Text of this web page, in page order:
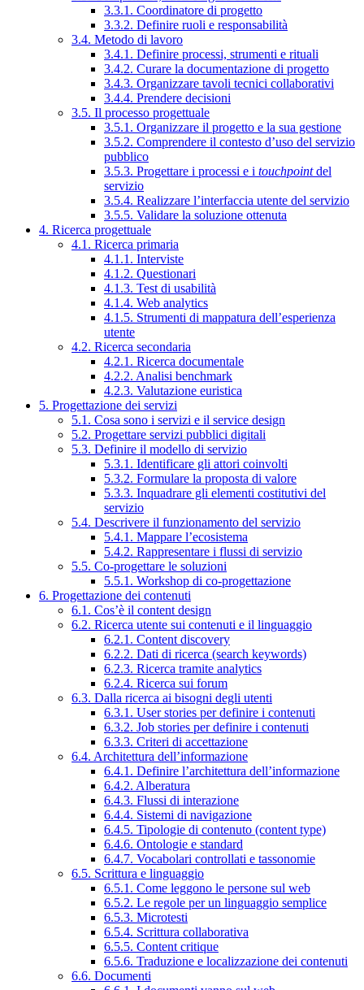
3.3.1. Coordinatore di progetto
3.3.2. Definire ruoli e responsabilità
3.4. Metodo di lavoro
3.4.1. Definire processi, strumenti e rituali
3.4.2. Curare la documentazione di progetto
3.4.3. Organizzare tavoli tecnici collaborativi
3.4.4. Prendere decisioni
3.5. Il processo progettuale
3.5.1. Organizzare il progetto e la sua gestione
3.5.2. Comprendere il contesto d’uso del servizio
pubblico
3.5.3. Progettare i processi e i touchpointdel
servizio
3.5.4. Realizzare l’interfaccia utente del servizio
3.5.5. Validare la soluzione ottenuta
4. Ricerca progettuale
4.1. Ricerca primaria
4.1.1. Interviste
4.1.2. Questionari
4.1.3. Test di usabilità
4.1.4. Web analytics
4.1.5. Strumenti di mappatura dell’esperienza
utente
4.2. Ricerca secondaria
4.2.1. Ricerca documentale
4.2.2. Analisi benchmark
4.2.3. Valutazione euristica
5. Progettazione dei servizi
5.1. Cosa sono i servizi e il service design
5.2. Progettare servizi pubblici digitali
5.3. Definire il modello di servizio
5.3.1. Identificare gli attori coinvolti
5.3.2. Formulare la proposta di valore
5.3.3. Inquadrare gli elementi costitutivi del
servizio
5.4. Descrivere il funzionamento del servizio
5.4.1. Mappare l’ecosistema
5.4.2. Rappresentare i flussi di servizio
5.5. Co-progettare le soluzioni
5.5.1. Workshop di co-progettazione
6. Progettazione dei contenuti
6.1. Cos’è il content design
6.2. Ricerca utente sui contenuti e il linguaggio
6.2.1. Content discovery
6.2.2. Dati di ricerca (search keywords)
6.2.3. Ricerca tramite analytics
6.2.4. Ricerca sui forum
6.3. Dalla ricerca ai bisogni degli utenti
6.3.1. User stories per definire i contenuti
6.3.2. Job stories per definire i contenuti
6.3.3. Criteri di accettazione
6.4. Architettura dell’informazione
6.4.1. Definire l’architettura dell’informazione
6.4.2. Alberatura
6.4.3. Flussi di interazione
6.4.4. Sistemi di navigazione
6.4.5. Tipologie di contenuto (content type)
6.4.6. Ontologie e standard
6.4.7. Vocabolari controllati e tassonomie
6.5. Scrittura e linguaggio
6.5.1. Come leggono le persone sul web
6.5.2. Le regole per un linguaggio semplice
6.5.3. Microtesti
6.5.4. Scrittura collaborativa
6.5.5. Content critique
6.5.6. Traduzione e localizzazione dei contenuti
6.6. Documenti